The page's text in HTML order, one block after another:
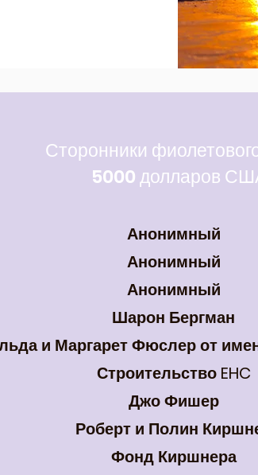
Сторонники
5000 долларов
Анонимный
Анонимный
Анонимный
Шарон Бергман
и Маргарет Фюслер от
Строительство EHC
Джо Фишер
Роберт и Полин
Фонд Киршнера